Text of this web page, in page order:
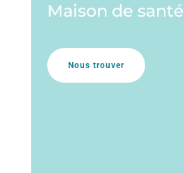
Maison de santé
Nous trouver